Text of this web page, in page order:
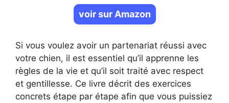
voir sur Amazon
Si vous voulez avoir un partenariat réussi avec
votre chien, il est essentiel qu’il apprenne les
règles de la vie et qu’il soit traité avec respect
et gentillesse. Ce livre décrit des exercices
concrets étape par étape afin que vous puissiez